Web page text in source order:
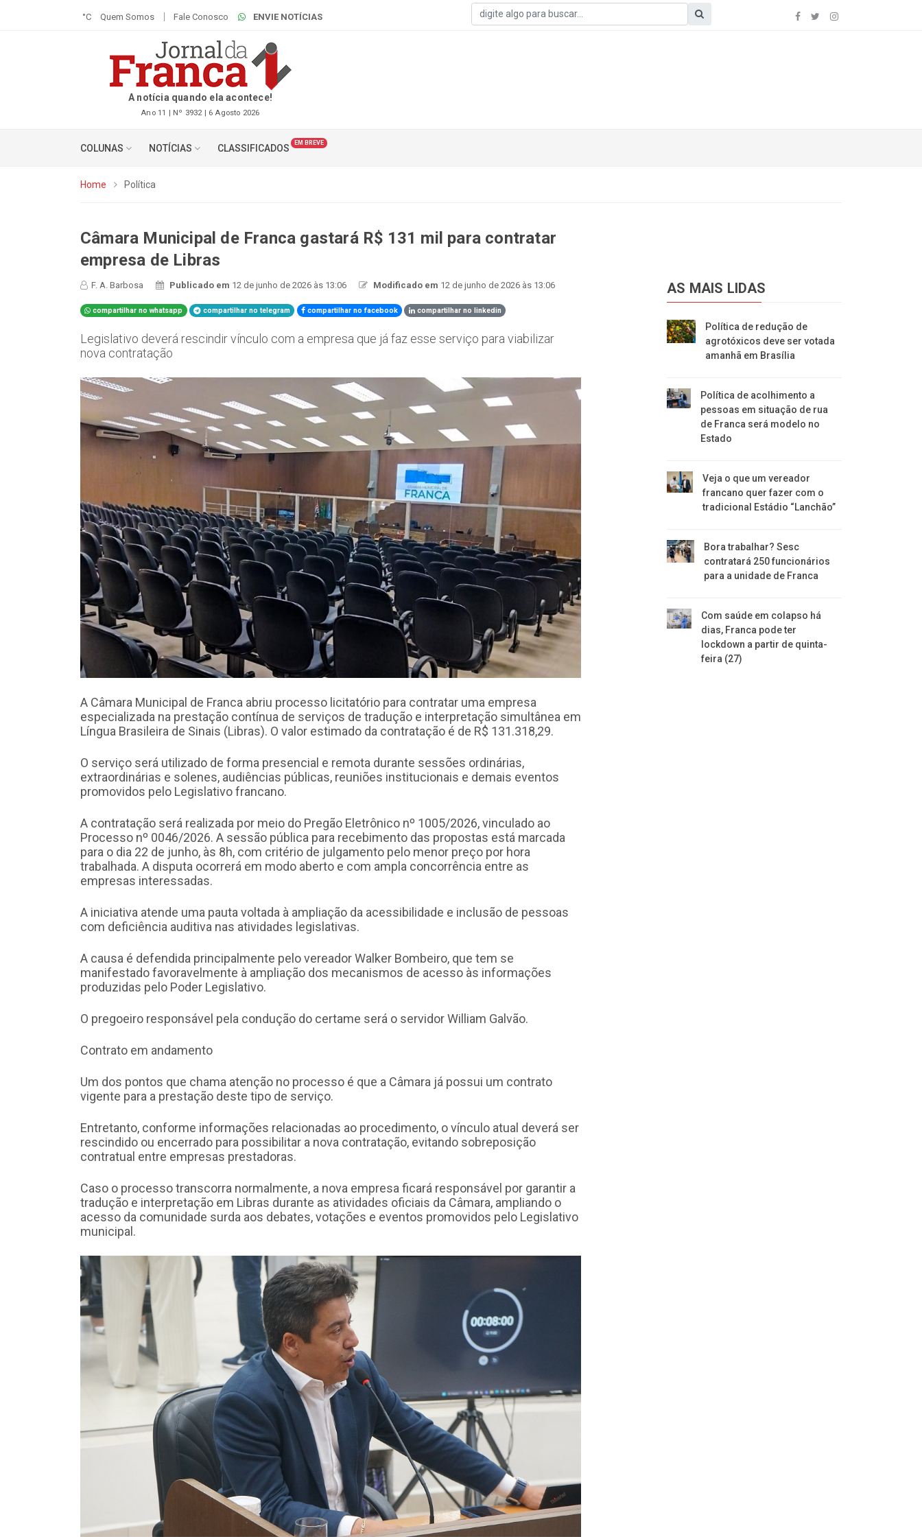
°C Quem Somos Fale Conosco ENVIE NOTÍCIAS
A notícia quando ela acontece!
Ano 11 | Nº 3932 | 6 Agosto 2026
COLUNAS NOTÍCIAS CLASSIFICADOS EM BREVE
Home Política
Câmara Municipal de Franca gastará R$ 131 mil para contratar
empresa de Libras
F. A. Barbosa Publicado em 12 de junho de 2026 às 13:06 Modificado em 12 de junho de 2026 às 13:06
compartilhar no whatsapp compartilhar no telegram compartilhar no facebook compartilhar no linkedin
Legislativo deverá rescindir vínculo com a empresa que já faz esse serviço para viabilizar
nova contratação
A Câmara Municipal de Franca abriu processo licitatório para contratar uma empresa
especializada na prestação contínua de serviços de tradução e interpretação simultânea em
Língua Brasileira de Sinais (Libras). O valor estimado da contratação é de R$ 131.318,29.
O serviço será utilizado de forma presencial e remota durante sessões ordinárias,
extraordinárias e solenes, audiências públicas, reuniões institucionais e demais eventos
promovidos pelo Legislativo francano.
A contratação será realizada por meio do Pregão Eletrônico nº 1005/2026, vinculado ao
Processo nº 0046/2026. A sessão pública para recebimento das propostas está marcada
para o dia 22 de junho, às 8h, com critério de julgamento pelo menor preço por hora
trabalhada. A disputa ocorrerá em modo aberto e com ampla concorrência entre as
empresas interessadas.
A iniciativa atende uma pauta voltada à ampliação da acessibilidade e inclusão de pessoas
com deficiência auditiva nas atividades legislativas.
A causa é defendida principalmente pelo vereador Walker Bombeiro, que tem se
manifestado favoravelmente à ampliação dos mecanismos de acesso às informações
produzidas pelo Poder Legislativo.
O pregoeiro responsável pela condução do certame será o servidor William Galvão.
Contrato em andamento
Um dos pontos que chama atenção no processo é que a Câmara já possui um contrato
vigente para a prestação deste tipo de serviço.
Entretanto, conforme informações relacionadas ao procedimento, o vínculo atual deverá ser
rescindido ou encerrado para possibilitar a nova contratação, evitando sobreposição
contratual entre empresas prestadoras.
Caso o processo transcorra normalmente, a nova empresa ficará responsável por garantir a
tradução e interpretação em Libras durante as atividades oficiais da Câmara, ampliando o
acesso da comunidade surda aos debates, votações e eventos promovidos pelo Legislativo
municipal.
AS MAIS LIDAS
Política de redução de
agrotóxicos deve ser votada
amanhã em Brasília
Política de acolhimento a
pessoas em situação de rua
de Franca será modelo no
Estado
Veja o que um vereador
francano quer fazer com o
tradicional Estádio “Lanchão”
Bora trabalhar? Sesc
contratará 250 funcionários
para a unidade de Franca
Com saúde em colapso há
dias, Franca pode ter
lockdown a partir de quinta-
feira (27)